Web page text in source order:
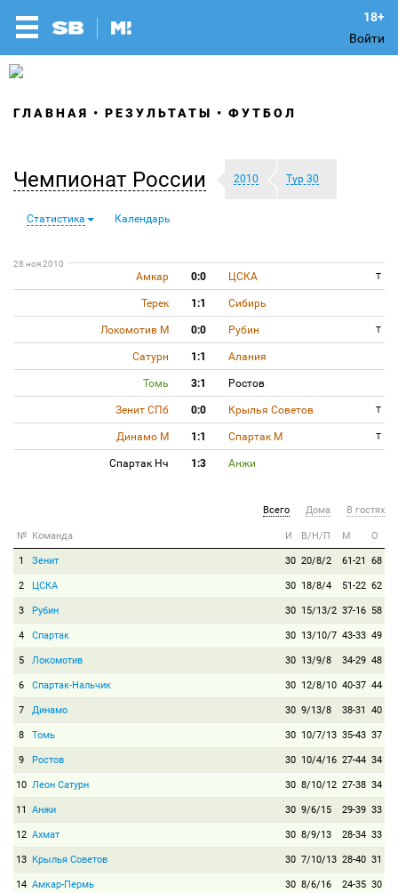
Войти
ГЛАВНАЯ РЕЗУЛЬТАТЫ ФУТБОЛ
Чемпионат России 2010 Тур 30
Статистика Календарь
28 ноя 2010
Амкар 0:0 ЦСКА T
Терек 1:1 Сибирь
Локомотив М 0:0 Рубин T
Сатурн 1:1 Алания
Томь 3:1 Ростов
Зенит СПб 0:0 Крылья Советов T
Динамо М 1:1 Спартак М T
Спартак Нч 1:3 Анжи
Всего Дома В гостях
№ Команда И В/Н/П М О
1 Зенит 30 20/8/2 61-21 68
2 ЦСКА 30 18/8/4 51-22 62
3 Рубин 30 15/13/2 37-16 58
4 Спартак 30 13/10/7 43-33 49
5 Локомотив 30 13/9/8 34-29 48
6 Спартак-Нальчик 30 12/8/10 40-37 44
7 Динамо 30 9/13/8 38-31 40
8 Томь 30 10/7/13 35-43 37
9 Ростов 30 10/4/16 27-44 34
10 Леон Сатурн 30 8/10/12 27-38 34
11 Анжи 30 9/6/15 29-39 33
12 Ахмат 30 8/9/13 28-34 33
13 Крылья Советов 30 7/10/13 28-40 31
14 Амкар-Пермь 30 8/6/16 24-35 30